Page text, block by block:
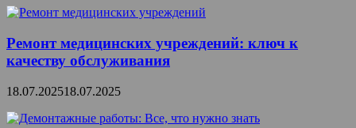
Ремонт медицинских учреждений: ключ к
качеству обслуживания
18.07.202518.07.2025